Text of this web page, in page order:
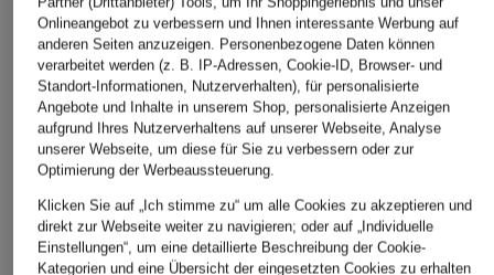
Onlineangebot zu verbessern und Ihnen interessante Werbung auf
anderen Seiten anzuzeigen. Personenbezogene Daten können
verarbeitet werden (z. B. IP-Adressen, Cookie-ID, Browser- und
Standort-Informationen, Nutzerverhalten), für personalisierte
Angebote und Inhalte in unserem Shop, personalisierte Anzeigen
aufgrund Ihres Nutzerverhaltens auf unserer Webseite, Analyse
unserer Webseite, um diese für Sie zu verbessern oder zur
Optimierung der Werbeaussteuerung.
Klicken Sie auf „Ich stimme zu“ um alle Cookies zu akzeptieren und
direkt zur Webseite weiter zu navigieren; oder auf „Individuelle
Einstellungen“, um eine detaillierte Beschreibung der Cookie-
Kategorien und eine Übersicht der eingesetzten Cookies zu erhalten